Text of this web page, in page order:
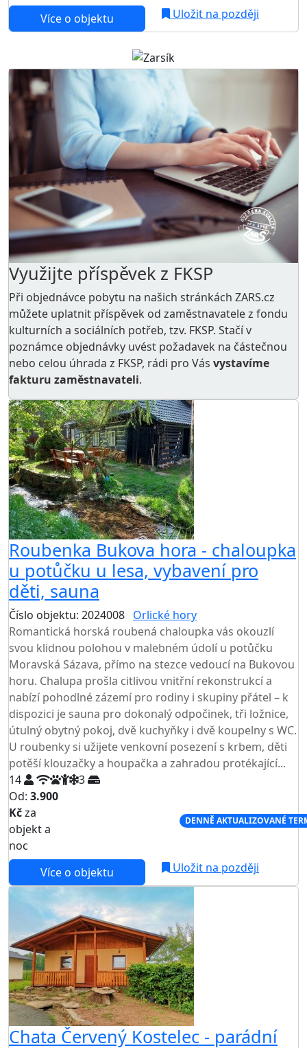
Více o objektu Uložit na později
Využijte příspěvek z FKSP
Při objednávce pobytu na našich stránkách ZARS.cz
můžete uplatnit příspěvek od zaměstnavatele z fondu
kulturních a sociálních potřeb, tzv. FKSP. Stačí v
poznámce objednávky uvést požadavek na částečnou
nebo celou úhrada z FKSP, rádi pro Vás vystavíme
fakturu zaměstnavateli.
Roubenka Bukova hora - chaloupka
u potůčku u lesa, vybavení pro
děti, sauna
Číslo objektu: 2024008 Orlické hory
Romantická horská roubená chaloupka vás okouzlí
svou klidnou polohou v malebném údolí u potůčku
Moravská Sázava, přímo na stezce vedoucí na Bukovou
horu. Chalupa prošla citlivou vnitřní rekonstrukcí a
nabízí pohodlné zázemí pro rodiny i skupiny přátel – k
dispozici je sauna pro dokonalý odpočinek, tři ložnice,
útulný obytný pokoj, dvě kuchyňky i dvě koupelny s WC.
U roubenky si užijete venkovní posezení s krbem, děti
potěší klouzačky a houpačka a zahradou protékající...
14
3
Od: 3.900
Kčza
objekt a
noc
DENNĚ AKTUALIZOVANÉ
Více o objektu Uložit na později
Chata Červený Kostelec - parádní